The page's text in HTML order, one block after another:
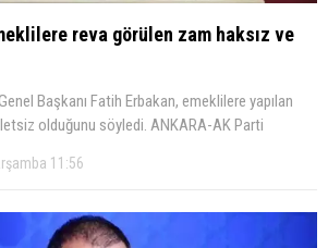
reva görülen zam haksız ve
Başkanı Fatih Erbakan, emeklilere yapılan
olduğunu söyledi. ANKARA-AK Parti
11:56